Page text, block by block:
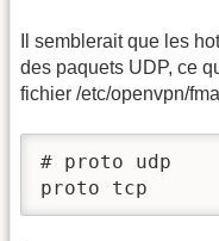
Il semblerait que les
des paquets UDP, ce
fichier /etc/openvpn/
# proto udp
proto tcp